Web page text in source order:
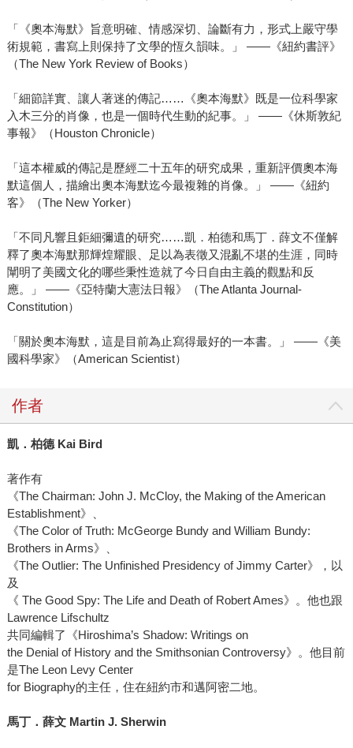
「《奧本海默》旨意明確、情感深切、論斷有力，形式上嚴守學
術規範，書寫上則保持了文學的恆久韻味。」 ——《紐約書評》
（The New York Review of Books）
「細節詳實、讓人著迷的傳記……《奧本海默》既是一位科學家
入木三分的肖像，也是一個時代生動的紀事。」 ——《休斯敦紀
事報》（Houston Chronicle）
「這本權威的傳記是歷經二十五年的研究成果，重新評價奧本海
默這個人，描繪出奧本海默迄今最複雜的肖像。」 ——《紐約
客》（The New Yorker）
「不同凡響且鉅細彌遺的研究……凱．柏德和馬丁．薛文不僅解
釋了奧本海默那輝煌耀眼、足以為表徵又混亂不堪的生涯，同時
闡明了美國文化的哪些秉性造就了今日自由主義的觀點和反
應。」 ——《亞特蘭大憲法日報》（The Atlanta Journal-
Constitution）
「關於奧本海默，這是目前為止寫得最好的一本書。」 ——《美
國科學家》（American Scientist）
作者
凱．柏德 Kai Bird
著作有
《The Chairman: John J. McCloy, the Making of the American
Establishment》、
《The Color of Truth: McGeorge Bundy and William Bundy:
Brothers in Arms》、
《The Outlier: The Unfinished Presidency of Jimmy Carter》，以
及
《 The Good Spy: The Life and Death of Robert Ames》。他也跟
Lawrence Lifschultz
共同編輯了《Hiroshima’s Shadow: Writings on
the Denial of History and the Smithsonian Controversy》。他目前
是The Leon Levy Center
for Biography的主任，住在紐約市和邁阿密二地。
馬丁．薛文 Martin J. Sherwin